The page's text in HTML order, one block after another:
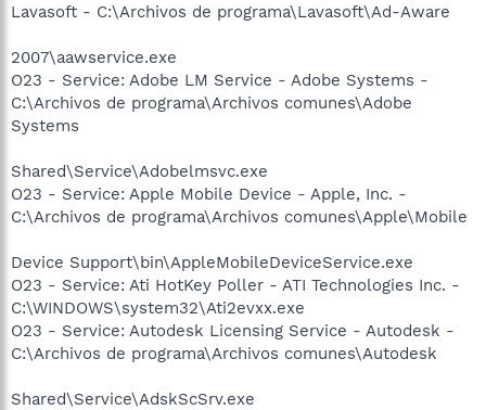
Lavasoft - C:\Archivos de programa\Lavasoft\Ad-Aware
2007\aawservice.exe
O23 - Service: Adobe LM Service - Adobe Systems -
C:\Archivos de programa\Archivos comunes\Adobe
Systems
Shared\Service\Adobelmsvc.exe
O23 - Service: Apple Mobile Device - Apple, Inc. -
C:\Archivos de programa\Archivos comunes\Apple\Mobile
Device Support\bin\AppleMobileDeviceService.exe
O23 - Service: Ati HotKey Poller - ATI Technologies Inc. -
C:\WINDOWS\system32\Ati2evxx.exe
O23 - Service: Autodesk Licensing Service - Autodesk -
C:\Archivos de programa\Archivos comunes\Autodesk
Shared\Service\AdskScSrv.exe